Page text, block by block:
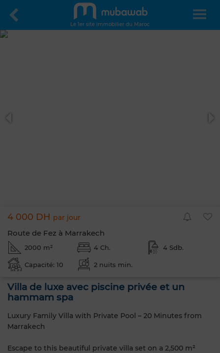
Le 1er site immobilier du Maroc
4 000 DH par jour
Route de Fez à Marrakech
2000 m² 4 Ch. 4 Sdb.
Capacité: 10 2 nuits min.
Villa de luxe avec piscine privée et un
hammam spa
Luxury Family Villa with Private Pool – 20 Minutes from
Marrakech
Escape to this beautiful private villa set on a 2,500 m²